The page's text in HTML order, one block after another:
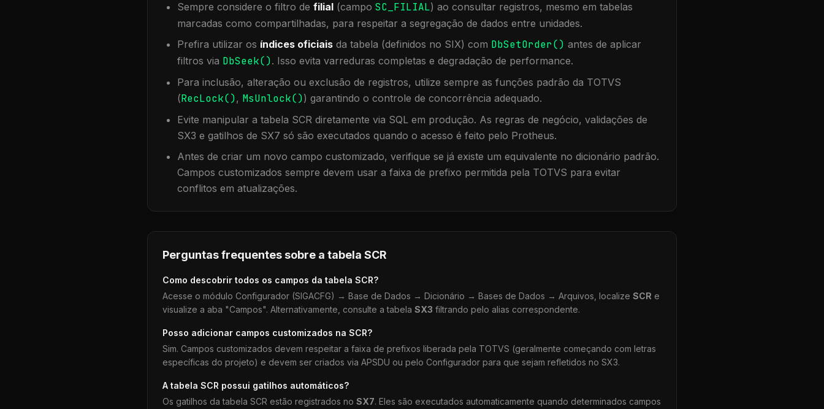
Sempre considere o filtro de filial (campo SC_FILIAL) ao consultar registros, mesmo em tabelas
marcadas como compartilhadas, para respeitar a segregação de dados entre unidades.
Prefira utilizar os índices oficiais da tabela (definidos no SIX) com DbSetOrder() antes de aplicar
filtros via DbSeek(). Isso evita varreduras completas e degradação de performance.
Para inclusão, alteração ou exclusão de registros, utilize sempre as funções padrão da TOTVS
(RecLock(), MsUnlock()) garantindo o controle de concorrência adequado.
Evite manipular a tabela SCR diretamente via SQL em produção. As regras de negócio, validações de
SX3 e gatilhos de SX7 só são executados quando o acesso é feito pelo Protheus.
Antes de criar um novo campo customizado, verifique se já existe um equivalente no dicionário padrão.
Campos customizados sempre devem usar a faixa de prefixo permitida pela TOTVS para evitar
conflitos em atualizações.
Perguntas frequentes sobre a tabela SCR
Como descobrir todos os campos da tabela SCR?
Acesse o módulo Configurador (SIGACFG) → Base de Dados → Dicionário → Bases de Dados → Arquivos, localize SCR e
visualize a aba "Campos". Alternativamente, consulte a tabela SX3 filtrando pelo alias correspondente.
Posso adicionar campos customizados na SCR?
Sim. Campos customizados devem respeitar a faixa de prefixos liberada pela TOTVS (geralmente começando com letras
específicas do projeto) e devem ser criados via APSDU ou pelo Configurador para que sejam refletidos no SX3.
A tabela SCR possui gatilhos automáticos?
Os gatilhos da tabela SCR estão registrados no SX7. Eles são executados automaticamente quando determinados campos